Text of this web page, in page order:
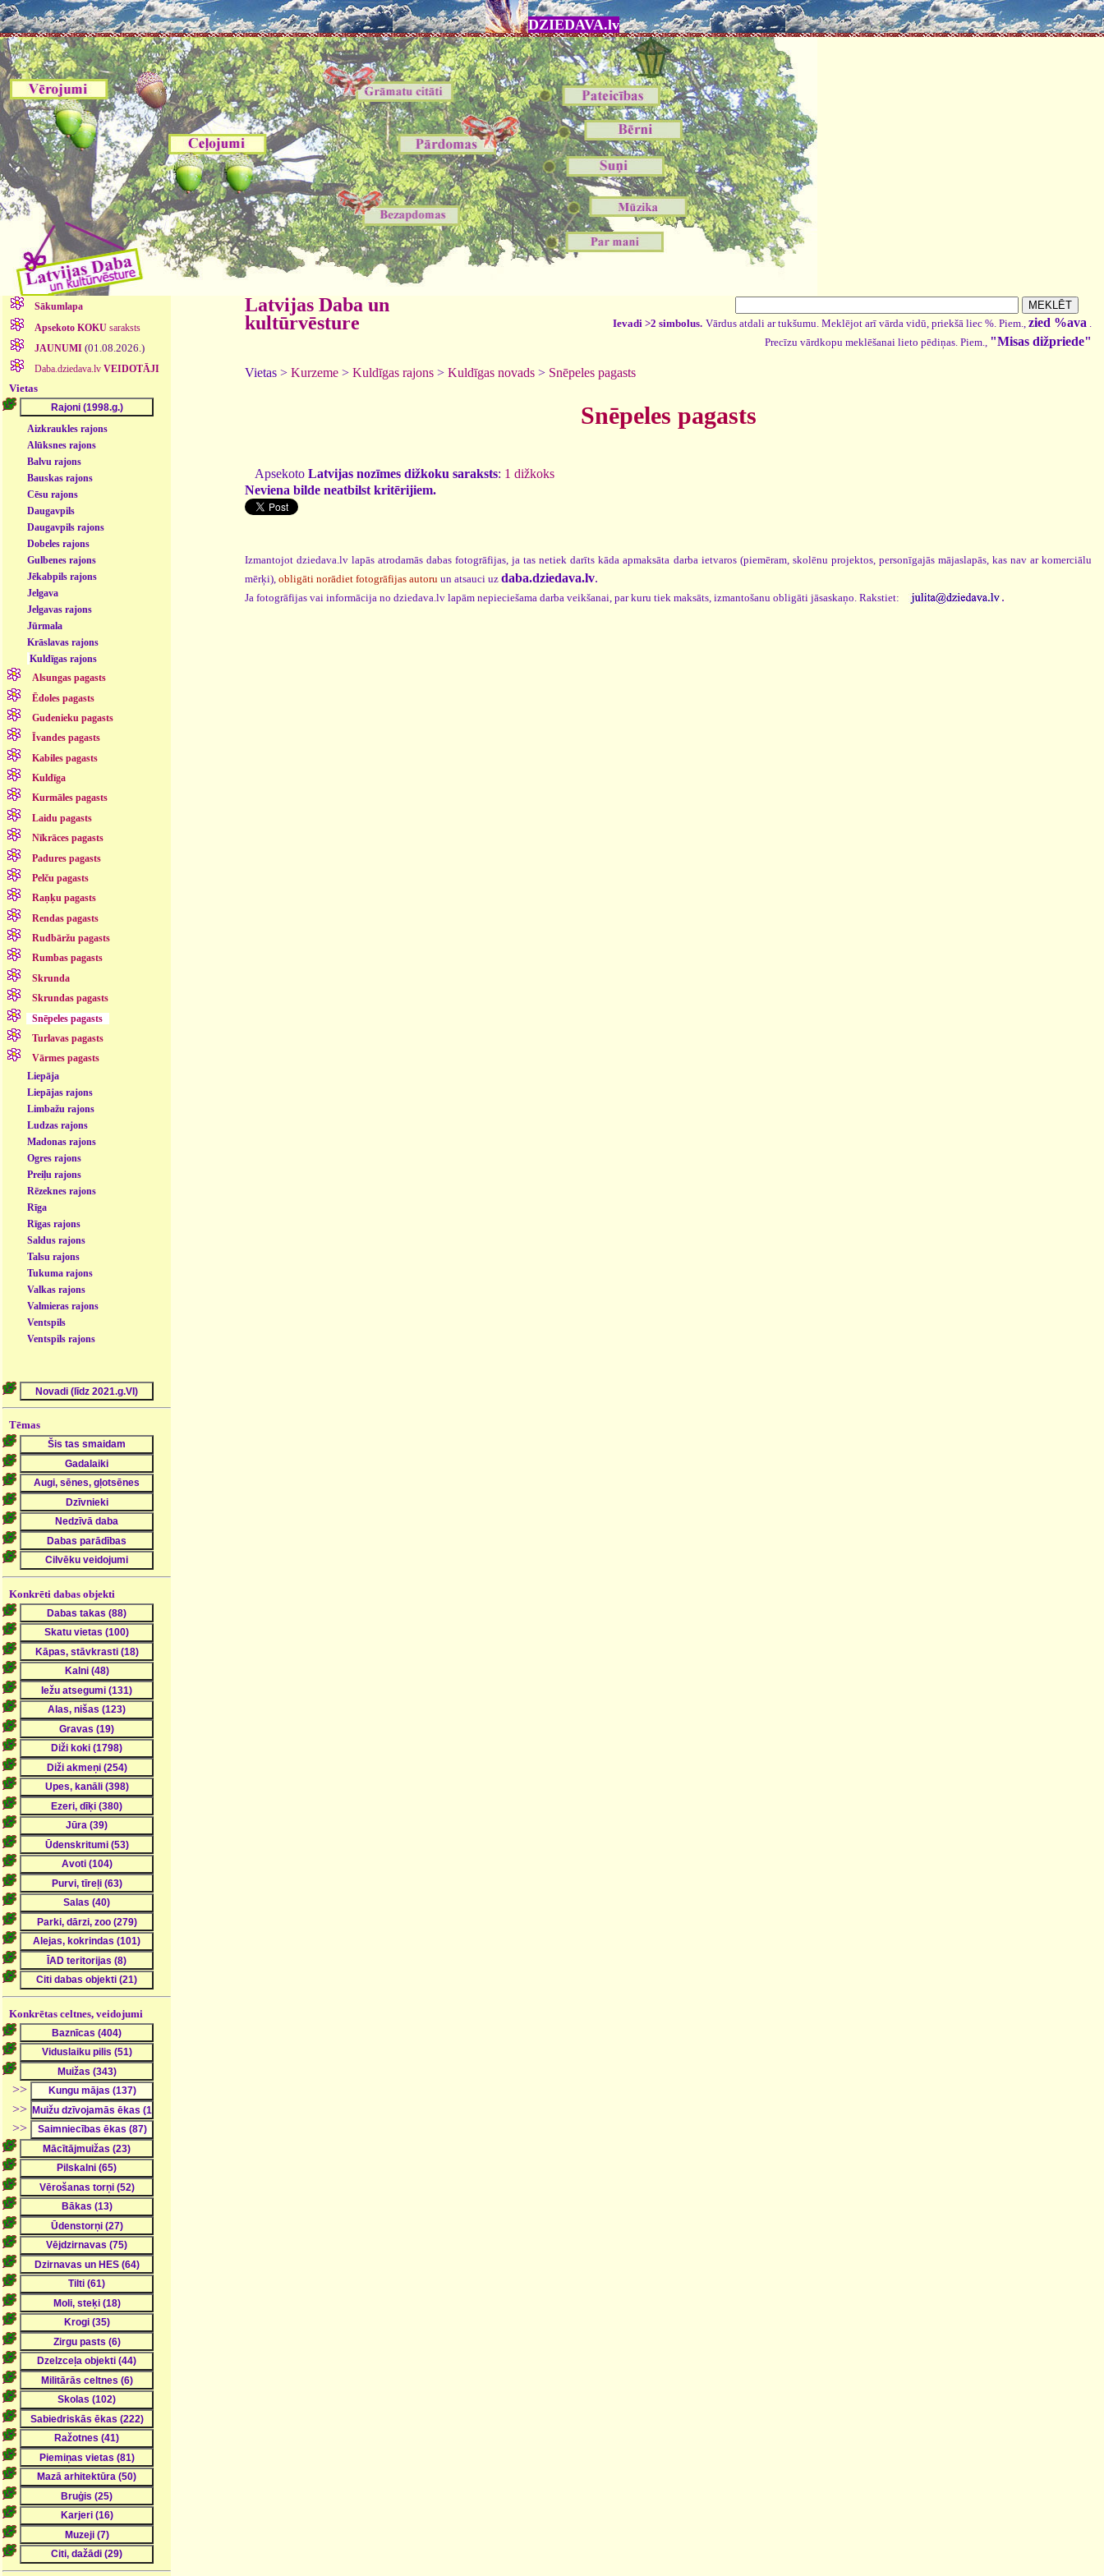
DZIEDAVA.lv
Sākumlapa
Apsekoto KOKUsaraksts
JAUNUMI (01.08.2026.)
Daba.dziedava.lv VEIDOTĀJI
Vietas
Aizkraukles rajons
Alūksnes rajons
Balvu rajons
Bauskas rajons
Cēsu rajons
Daugavpils
Daugavpils rajons
Dobeles rajons
Gulbenes rajons
Jēkabpils rajons
Jelgava
Jelgavas rajons
Jūrmala
Krāslavas rajons
Kuldīgas rajons
Alsungas pagasts
Ēdoles pagasts
Gudenieku pagasts
Īvandes pagasts
Kabiles pagasts
Kuldīga
Kurmāles pagasts
Laidu pagasts
Nīkrāces pagasts
Padures pagasts
Pelču pagasts
Raņķu pagasts
Rendas pagasts
Rudbāržu pagasts
Rumbas pagasts
Skrunda
Skrundas pagasts
Snēpeles pagasts
Turlavas pagasts
Vārmes pagasts
Liepāja
Liepājas rajons
Limbažu rajons
Ludzas rajons
Madonas rajons
Ogres rajons
Preiļu rajons
Rēzeknes rajons
Rīga
Rīgas rajons
Saldus rajons
Talsu rajons
Tukuma rajons
Valkas rajons
Valmieras rajons
Ventspils
Ventspils rajons
Tēmas
Konkrēti dabas objekti
Konkrētas celtnes, veidojumi
>>
>>
>>
Latvijas Daba un
kultūrvēsture
Ievadi >2 simbolus. Vārdus atdali ar tukšumu. Meklējot arī vārda vidū, priekšā liec %. Piem., zied %ava .
Precīzu vārdkopu meklēšanai lieto pēdiņas. Piem., "Misas dižpriede"
Vietas > Kurzeme > Kuldīgas rajons > Kuldīgas novads > Snēpeles pagasts
Snēpeles pagasts
Apsekoto Latvijas nozīmes dižkoku saraksts: 1 dižkoks
Neviena bilde neatbilst kritērijiem.
Izmantojot dziedava.lv lapās atrodamās dabas fotogrāfijas, ja tas netiek darīts kāda apmaksāta darba ietvaros (piemēram, skolēnu projektos, personīgajās mājaslapās, kas nav ar komerciālu
mērķi), obligāti norādiet fotogrāfijas autoru un atsauci uz daba.dziedava.lv.
Ja fotogrāfijas vai informācija no dziedava.lv lapām nepieciešama darba veikšanai, par kuru tiek maksāts, izmantošanu obligāti jāsaskaņo. Rakstiet: .